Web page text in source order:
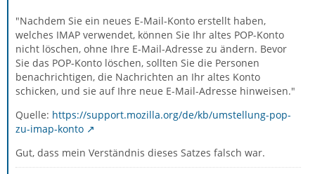
"Nachdem Sie ein neues E-Mail-Konto erstellt haben,
welches IMAP verwendet, können Sie Ihr altes POP-Konto
nicht löschen, ohne Ihre E-Mail-Adresse zu ändern. Bevor
Sie das POP-Konto löschen, sollten Sie die Personen
benachrichtigen, die Nachrichten an Ihr altes Konto
schicken, und sie auf Ihre neue E-Mail-Adresse hinweisen."
Quelle: https://support.mozilla.org/de/kb/umstellung-pop-
zu-imap-konto
Gut, dass mein Verständnis dieses Satzes falsch war.